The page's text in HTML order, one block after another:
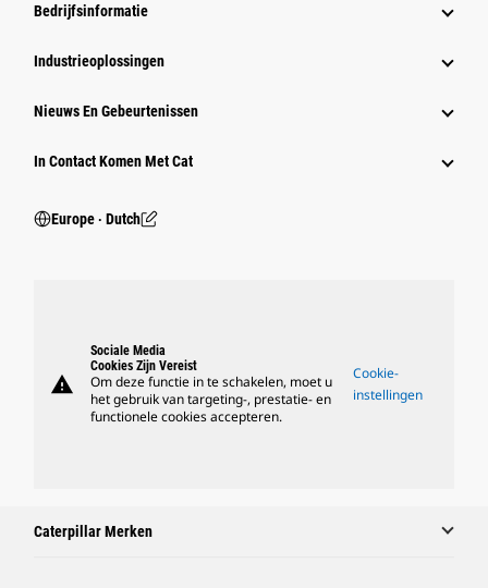
Bedrijfsinformatie
Industrieoplossingen
Nieuws En Gebeurtenissen
In Contact Komen Met Cat
Europe ‧ Dutch
warning
Sociale Media
Cookies Zijn Vereist
Om deze functie in te schakelen, moet u
het gebruik van targeting-, prestatie- en
functionele cookies accepteren.
Cookie-
instellingen
Caterpillar Merken